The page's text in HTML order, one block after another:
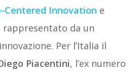
Centered Innovation e
rappresentato da un
Per l’Italia il
Piacentini, l’ex numero